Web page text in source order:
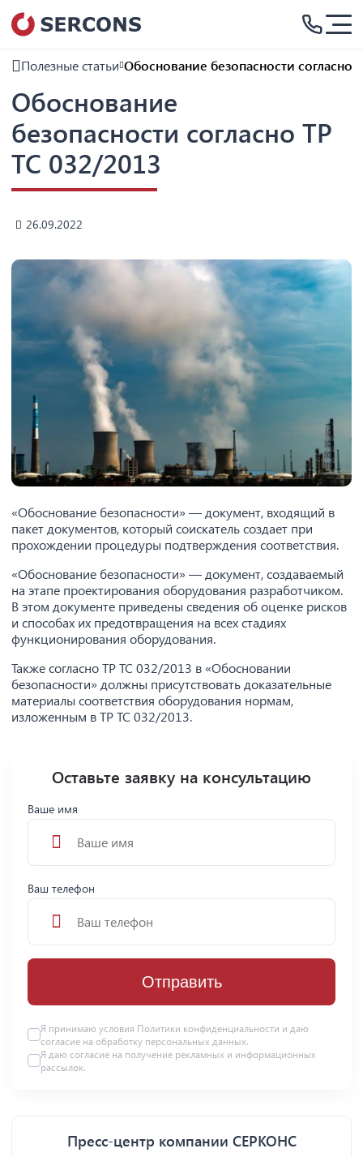
Полезные статьи Обоснование безопасности согласно
Обоснование
безопасности согласно ТР
ТС 032/2013
26.09.2022
«Обоснование безопасности» — документ, входящий в
пакет документов, который соискатель создает при
прохождении процедуры подтверждения соответствия.
«Обоснование безопасности» — документ, создаваемый
на этапе проектирования оборудования разработчиком.
В этом документе приведены сведения об оценке рисков
и способах их предотвращения на всех стадиях
функционирования оборудования.
Также согласно ТР ТС 032/2013 в «Обосновании
безопасности» должны присутствовать доказательные
материалы соответствия оборудования нормам,
изложенным в ТР ТС 032/2013.
Оставьте заявку на консультацию
Ваше имя
Ваш телефон
Отправить
Я принимаю условия Политики конфиденциальности и даю
согласие на обработку персональных данных.
Я даю согласие на получение рекламных и информационных
рассылок.
Пресс-центр компании СЕРКОНС